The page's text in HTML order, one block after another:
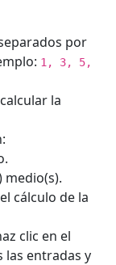
por
1, 3, 5,
la
medio(s).
cálculo de la
clic en el
las entradas y